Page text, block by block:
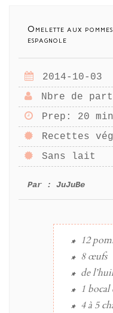
Omelette aux
espagnole
2014-10-03
Nbre de
Prep : 20 min
Recettes
Sans lait
Par : JuJuBe
12
8 œufs
de l’
1 bocal
4 à 5